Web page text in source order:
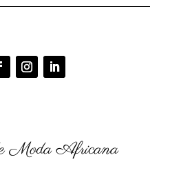
Moda Africana